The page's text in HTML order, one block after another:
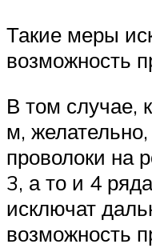
Такие меры
возможность
В том случае,
м,
проволоки на
3, а то и 4
исключат
возможность